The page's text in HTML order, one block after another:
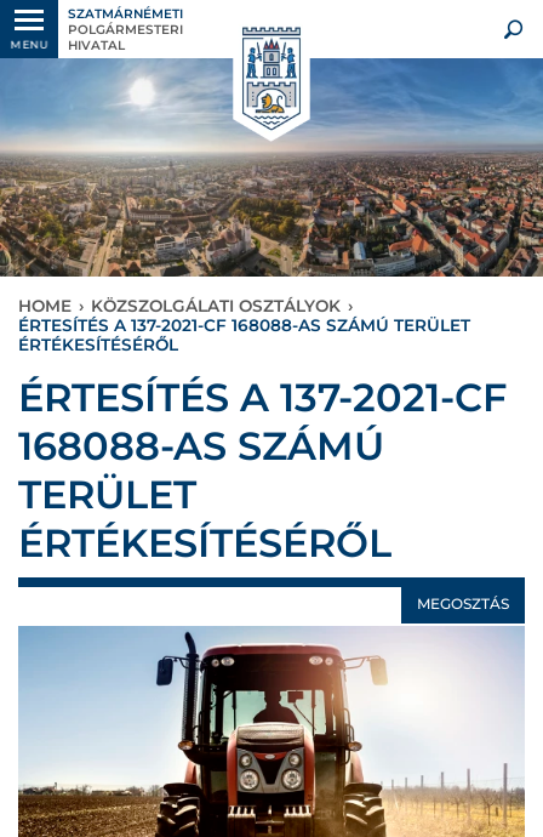
MENU
SZATMÁRNÉMETI
POLGÁRMESTERI
HIVATAL
HOME › KÖZSZOLGÁLATI OSZTÁLYOK ›
ÉRTESÍTÉS A 137-2021-CF 168088-AS SZÁMÚ TERÜLET
ÉRTÉKESÍTÉSÉRŐL
ÉRTESÍTÉS A 137-2021-CF
168088-AS SZÁMÚ
TERÜLET
ÉRTÉKESÍTÉSÉRŐL
MEGOSZTÁS